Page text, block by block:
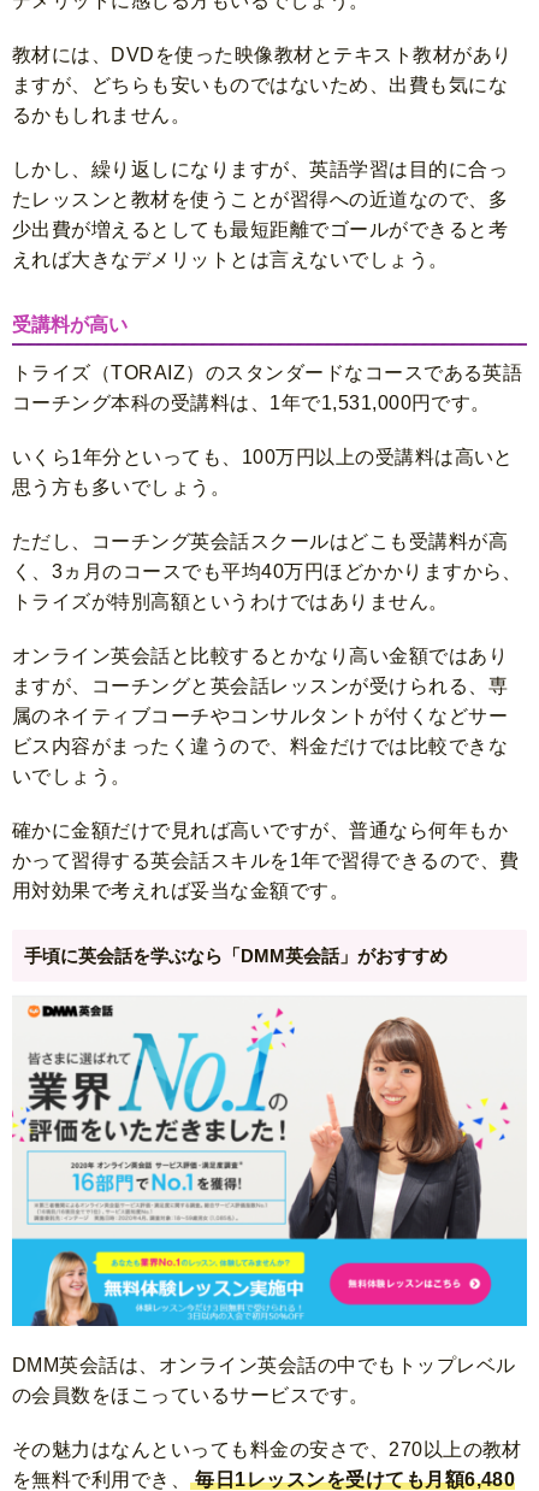
教材には、DVDを使った映像教材とテキスト教材があり
ますが、どちらも安いものではないため、出費も気にな
るかもしれません。
しかし、繰り返しになりますが、英語学習は目的に合っ
たレッスンと教材を使うことが習得への近道なので、多
少出費が増えるとしても最短距離でゴールができると考
えれば大きなデメリットとは言えないでしょう。
受講料が高い
トライズ（TORAIZ）のスタンダードなコースである英語
コーチング本科の受講料は、1年で1,531,000円です。
いくら1年分といっても、100万円以上の受講料は高いと
思う方も多いでしょう。
ただし、コーチング英会話スクールはどこも受講料が高
く、3ヵ月のコースでも平均40万円ほどかかりますから、
トライズが特別高額というわけではありません。
オンライン英会話と比較するとかなり高い金額ではあり
ますが、コーチングと英会話レッスンが受けられる、専
属のネイティブコーチやコンサルタントが付くなどサー
ビス内容がまったく違うので、料金だけでは比較できな
いでしょう。
確かに金額だけで見れば高いですが、普通なら何年もか
かって習得する英会話スキルを1年で習得できるので、費
用対効果で考えれば妥当な金額です。
手頃に英会話を学ぶなら「DMM英会話」がおすすめ
DMM英会話は、オンライン英会話の中でもトップレベル
の会員数をほこっているサービスです。
その魅力はなんといっても料金の安さで、270以上の教材
を無料で利用でき、 毎日1レッスンを受けても月額6,480